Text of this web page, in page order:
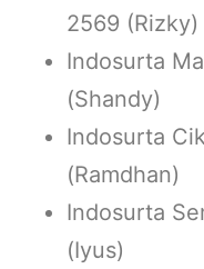
2569 (Rizky)
Indosurta
(Shandy)
Indosurta
(Ramdhan)
Indosurta
(Iyus)